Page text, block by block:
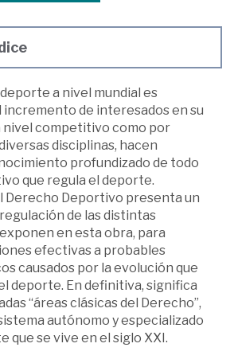
a nivel mundial es
incremento de interesados en su
nivel competitivo como por
disciplinas, hacen
profundizado de todo
que regula el deporte.
Derecho Deportivo presenta un
de las distintas
en esta obra, para
efectivas a probables
causados por la evolución que
deporte. En definitiva, significa
“áreas clásicas del Derecho”,
autónomo y especializado
que se vive en el siglo XXI.